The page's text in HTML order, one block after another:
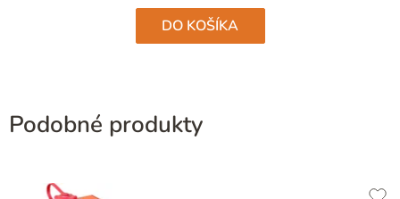
DO KOŠÍKA
Podobné produkty